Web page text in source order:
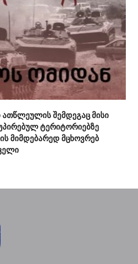
შემდეგაც მისი
ტერიტორიებზე
მიმდებარედ მცხოვრებ